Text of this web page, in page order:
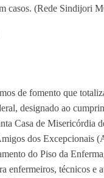
casos. (Rede Sindijori
de fomento que
designado ao
Casa de Misericórdia
dos Excepcionais
do Piso da
enfermeiros, técnicos e